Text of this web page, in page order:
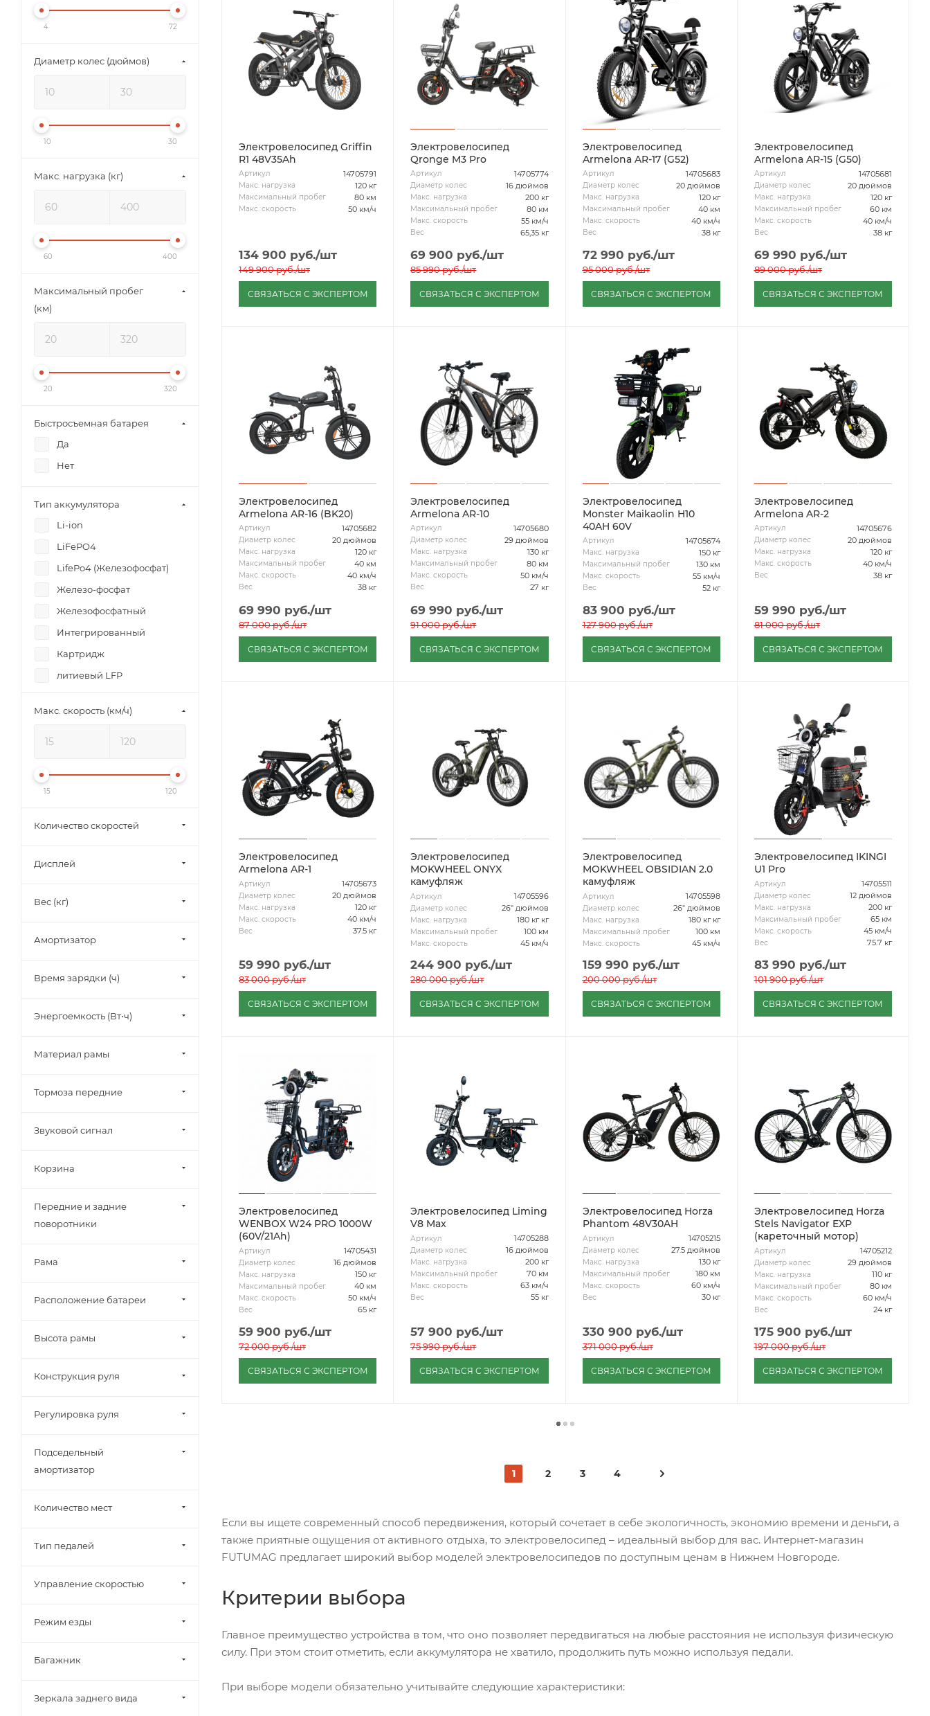
Электровелосипед Griffin
R1 48V35Ah
Артикул 14705791
Макс. нагрузка 120 кг
Максимальный пробег 80 км
Макс. скорость 50 км/ч
134 900 руб./шт
149 900руб./шт
СВЯЗАТЬСЯ С ЭКСПЕРТОМ
Электровелосипед
Qronge M3 Pro
Артикул 14705774
Диаметр колес 16 дюймов
Макс. нагрузка 200 кг
Максимальный пробег 80 км
Макс. скорость 55 км/ч
Вес 65,35 кг
69 900 руб./шт
85 990руб./шт
СВЯЗАТЬСЯ С ЭКСПЕРТОМ
Электровелосипед
Armelona AR-17 (G52)
Артикул 14705683
Диаметр колес 20 дюймов
Макс. нагрузка 120 кг
Максимальный пробег 40 км
Макс. скорость 40 км/ч
Вес 38 кг
72 990 руб./шт
95 000руб./шт
СВЯЗАТЬСЯ С ЭКСПЕРТОМ
Электровелосипед
Armelona AR-15 (G50)
Артикул 14705681
Диаметр колес 20 дюймов
Макс. нагрузка 120 кг
Максимальный пробег 60 км
Макс. скорость 40 км/ч
Вес 38 кг
69 990 руб./шт
89 000руб./шт
СВЯЗАТЬСЯ С ЭКСПЕРТОМ
Электровелосипед
Armelona AR-16 (BK20)
Артикул 14705682
Диаметр колес 20 дюймов
Макс. нагрузка 120 кг
Максимальный пробег 40 км
Макс. скорость 40 км/ч
Вес 38 кг
69 990 руб./шт
87 000руб./шт
СВЯЗАТЬСЯ С ЭКСПЕРТОМ
Электровелосипед
Armelona AR-10
Артикул 14705680
Диаметр колес 29 дюймов
Макс. нагрузка 130 кг
Максимальный пробег 80 км
Макс. скорость 50 км/ч
Вес 27 кг
69 990 руб./шт
91 000руб./шт
СВЯЗАТЬСЯ С ЭКСПЕРТОМ
Электровелосипед
Monster Maikaolin H10
40AH 60V
Артикул 14705674
Макс. нагрузка 150 кг
Максимальный пробег 130 км
Макс. скорость 55 км/ч
Вес 52 кг
83 900 руб./шт
127 900руб./шт
СВЯЗАТЬСЯ С ЭКСПЕРТОМ
Электровелосипед
Armelona AR-2
Артикул 14705676
Диаметр колес 20 дюймов
Макс. нагрузка 120 кг
Макс. скорость 40 км/ч
Вес 38 кг
59 990 руб./шт
81 000руб./шт
СВЯЗАТЬСЯ С ЭКСПЕРТОМ
Электровелосипед
Armelona AR-1
Артикул 14705673
Диаметр колес 20 дюймов
Макс. нагрузка 120 кг
Макс. скорость 40 км/ч
Вес 37.5 кг
59 990 руб./шт
83 000руб./шт
СВЯЗАТЬСЯ С ЭКСПЕРТОМ
Электровелосипед
MOKWHEEL ONYX
камуфляж
Артикул 14705596
Диаметр колес 26" дюймов
Макс. нагрузка 180 кг кг
Максимальный пробег 100 км
Макс. скорость 45 км/ч
244 900 руб./шт
280 000руб./шт
СВЯЗАТЬСЯ С ЭКСПЕРТОМ
Электровелосипед
MOKWHEEL OBSIDIAN 2.0
камуфляж
Артикул 14705598
Диаметр колес 26" дюймов
Макс. нагрузка 180 кг кг
Максимальный пробег 100 км
Макс. скорость 45 км/ч
159 990 руб./шт
200 000руб./шт
СВЯЗАТЬСЯ С ЭКСПЕРТОМ
Электровелосипед IKINGI
U1 Pro
Артикул 14705511
Диаметр колес 12 дюймов
Макс. нагрузка 200 кг
Максимальный пробег 65 км
Макс. скорость 45 км/ч
Вес 75.7 кг
83 990 руб./шт
101 900руб./шт
СВЯЗАТЬСЯ С ЭКСПЕРТОМ
Электровелосипед
WENBOX W24 PRO 1000W
(60V/21Ah)
Артикул 14705431
Диаметр колес 16 дюймов
Макс. нагрузка 150 кг
Максимальный пробег 40 км
Макс. скорость 50 км/ч
Вес 65 кг
59 900 руб./шт
72 000руб./шт
СВЯЗАТЬСЯ С ЭКСПЕРТОМ
Электровелосипед Liming
V8 Max
Артикул 14705288
Диаметр колес 16 дюймов
Макс. нагрузка 200 кг
Максимальный пробег 70 км
Макс. скорость 63 км/ч
Вес 55 кг
57 900 руб./шт
75 990руб./шт
СВЯЗАТЬСЯ С ЭКСПЕРТОМ
Электровелосипед Horza
Phantom 48V30AH
Артикул 14705215
Диаметр колес 27.5 дюймов
Макс. нагрузка 130 кг
Максимальный пробег 180 км
Макс. скорость 60 км/ч
Вес 30 кг
330 900 руб./шт
371 000руб./шт
СВЯЗАТЬСЯ С ЭКСПЕРТОМ
Электровелосипед Horza
Stels Navigator EXP
(кареточный мотор)
Артикул 14705212
Диаметр колес 29 дюймов
Макс. нагрузка 110 кг
Максимальный пробег 80 км
Макс. скорость 60 км/ч
Вес 24 кг
175 900 руб./шт
197 000руб./шт
СВЯЗАТЬСЯ С ЭКСПЕРТОМ
1 2 3 4
Если вы ищете современный способ передвижения, который сочетает в себе экологичность, экономию времени и деньги, а
также приятные ощущения от активного отдыха, то электровелосипед – идеальный выбор для вас. Интернет-магазин
FUTUMAG предлагает широкий выбор моделей электровелосипедов по доступным ценам в Нижнем Новгороде.
Критерии выбора
Главное преимущество устройства в том, что оно позволяет передвигаться на любые расстояния не используя физическую
силу. При этом стоит отметить, если аккумулятора не хватило, продолжить путь можно используя педали.
При выборе модели обязательно учитывайте следующие характеристики:
4 72
Диаметр колес (дюймов)
10 30
Макс. нагрузка (кг)
60 400
Максимальный пробег
(км)
20 320
Быстросъемная батарея
Да
Нет
Тип аккумулятора
Li-ion
LiFePO4
LifePo4 (Железофосфат)
Железо-фосфат
Железофосфатный
Интегрированный
Картридж
литиевый LFP
Литий-ионный
Натрий-ионный
Макс. скорость (км/ч)
15 120
Количество скоростей
Дисплей
Вес (кг)
Амортизатор
Время зарядки (ч)
Энергоемкость (Вт⋅ч)
Материал рамы
Тормоза передние
Звуковой сигнал
Корзина
Передние и задние
поворотники
Рама
Расположение батареи
Высота рамы
Конструкция руля
Регулировка руля
Подседельный
амортизатор
Количество мест
Тип педалей
Управление скоростью
Режим езды
Багажник
Зеркала заднего вида